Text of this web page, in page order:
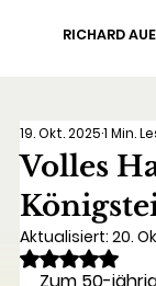
RICHARD
Volles
19. Okt. 20251 Min.
Aktualisiert: 20.
Mit NaN